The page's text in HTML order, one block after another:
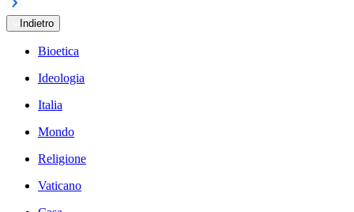
Indietro
Bioetica
Ideologia
Italia
Mondo
Religione
Vaticano